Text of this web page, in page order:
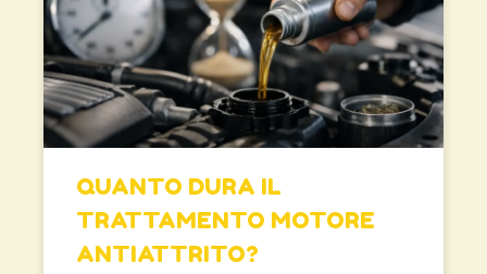
QUANTO DURA IL
TRATTAMENTO MOTORE
ANTIATTRITO?